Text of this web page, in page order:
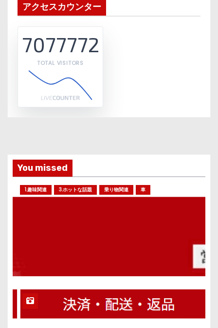
アクセスカウンター
7077772
TOTAL VISITORS
You missed
1.趣味関連 3.ホットな話題 乗り物関連 車